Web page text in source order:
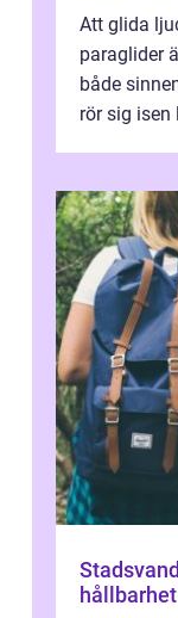
Att glida
paraglider
både
rör sig isen